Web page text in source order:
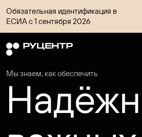
Обязательная идентификация в
ЕСИА с 1 сентября 2026
Мы знаем, как обеспечить